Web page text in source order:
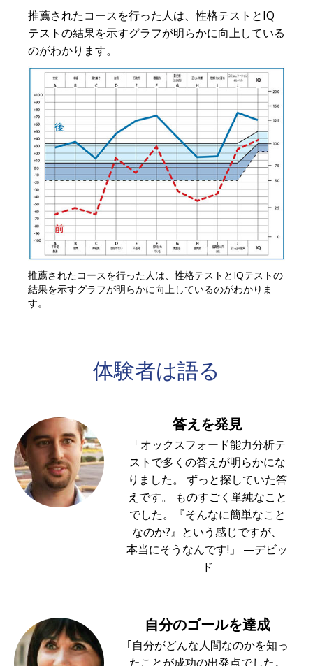
推薦されたコースを行った人は、性格テストとIQ
テストの結果を示すグラフが明らかに向上している
のがわかります。
推薦されたコースを行った人は、性格テストとIQテストの
結果を示すグラフが明らかに向上しているのがわかりま
す。
体験者は語る
答えを発見
「オックスフォード能力分析テ
ストで多くの答えが明らかにな
りました。 ずっと探していた答
えです。 ものすごく単純なこと
でした。『そんなに簡単なこと
なのか?』という感じですが、
本当にそうなんです!」 —デビッ
ド
自分のゴールを達成
｢自分がどんな人間なのかを知っ
たことが成功の出発点でした。